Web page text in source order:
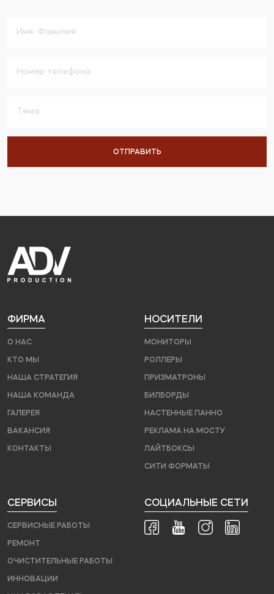
ФИРМА
О НАС
КТО МЫ
НАША СТРАТЕГИЯ
НАША КОМАНДА
ГАЛЕРЕЯ
ВАКАНСИЯ
КОНТАКТЫ
НОСИТЕЛИ
МОНИТОРЫ
РОЛЛЕРЫ
ПРИЗМАТРОНЫ
БИЛБОРДЫ
НАСТЕННЫЕ ПАННО
РЕКЛАМА НА МОСТУ
ЛАЙТБОКСЫ
СИТИ ФОРМАТЫ
СЕРВИСЫ
СЕРВИСНЫЕ РАБОТЫ
РЕМОНТ
ОЧИСТИТЕЛЬНЫЕ РАБОТЫ
ИННОВАЦИИ
СОЦИАЛЬНЫЕ СЕТИ